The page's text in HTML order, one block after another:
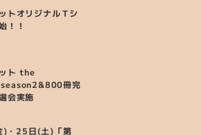
トオリジナルＴシ
！！
ト the
冊完
会実施
・25日(土)「第